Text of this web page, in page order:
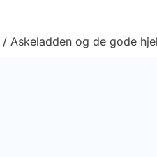
/Askeladden og de gode